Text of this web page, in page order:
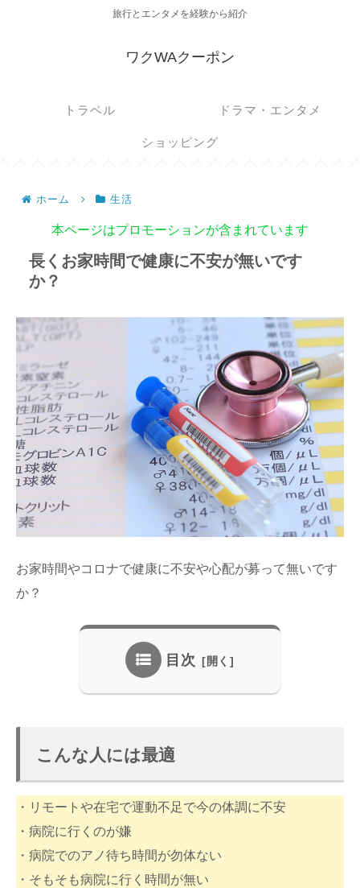
旅行とエンタメを経験から紹介
ワクWAクーポン
トラベル ドラマ・エンタメ
ショッピング
ホーム 生活
本ページはプロモーションが含まれています
長くお家時間で健康に不安が無いです
か？
お家時間やコロナで健康に不安や心配が募って無いです
か？
目次
こんな人には最適
・リモートや在宅で運動不足で今の体調に不安
・病院に行くのが嫌
・病院でのアノ待ち時間が勿体ない
・そもそも病院に行く時間が無い